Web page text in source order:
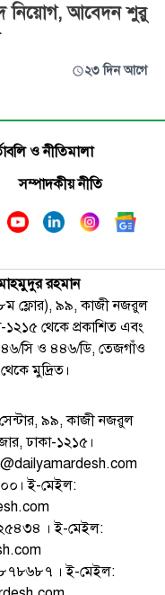
নিয়োগ, আবেদন শুরু
২৩ দিন আগে
ও নীতিমালা
সম্পাদকীয় নীতি
রহমান
ফ্লোর), ৯৯, কাজী নজরুল
১২১৫ থেকে প্রকাশিত এবং
সি ও ৪৪৬/ডি, তেজগাঁও
মুদ্রিত।
সেন্টার, ৯৯, কাজী নজরুল
ঢাকা-১২১৫।
ই-মেইল:
। ই-মেইল:
। ই-মেইল: